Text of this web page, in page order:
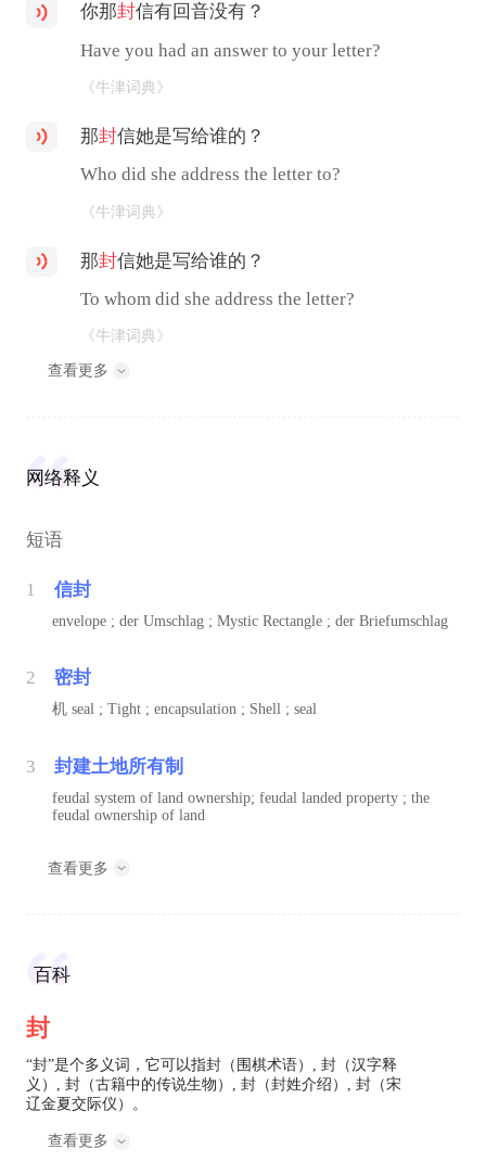
你那封信有回音没有？
Have you had an answer to your letter?
《牛津词典》
那封信她是写给谁的？
Who did she address the letter to?
《牛津词典》
那封信她是写给谁的？
To whom did she address the letter?
《牛津词典》
查看更多
网络释义
短语
1 信封
envelope ; der Umschlag ; Mystic Rectangle ; der Briefumschlag
2 密封
机 seal ; Tight ; encapsulation ; Shell ; seal
3 封建土地所有制
feudal system of land ownership; feudal landed property ; the
feudal ownership of land
查看更多
百科
封
“封”是个多义词，它可以指封（围棋术语）, 封（汉字释
义）, 封（古籍中的传说生物）, 封（封姓介绍）, 封（宋
辽金夏交际仪）。
查看更多